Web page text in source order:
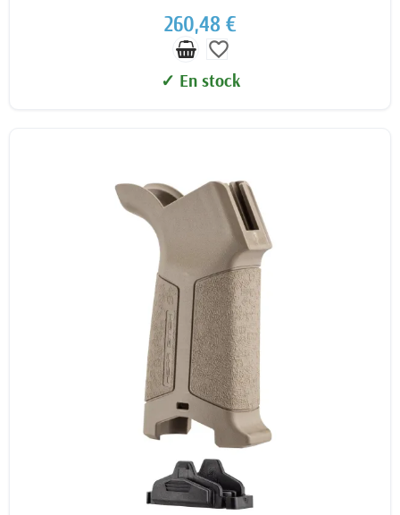
260,48 €
favorite_border
✓ En stock